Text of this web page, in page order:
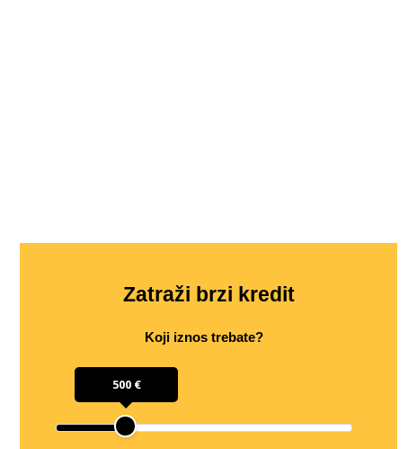
Zatraži brzi kredit
Koji iznos trebate?
500 €